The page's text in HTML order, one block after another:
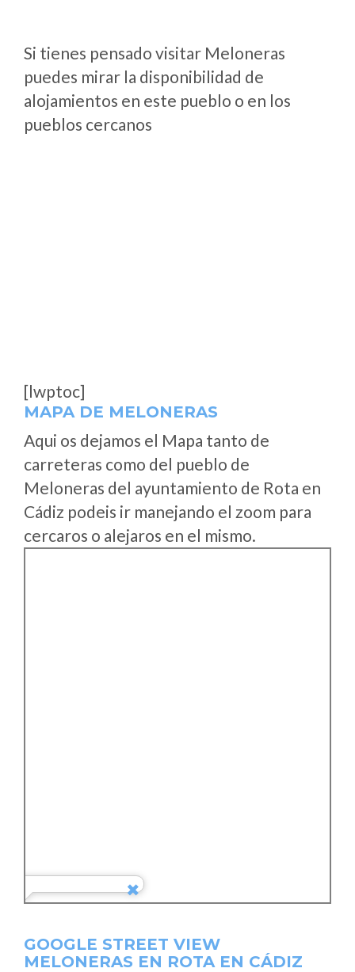
Si tienes pensado visitar Meloneras
puedes mirar la disponibilidad de
alojamientos en este pueblo o en los
pueblos cercanos
[lwptoc]
MAPA DE MELONERAS
Aqui os dejamos el Mapa tanto de
carreteras como del pueblo de
Meloneras del ayuntamiento de Rota en
Cádiz podeis ir manejando el zoom para
cercaros o alejaros en el mismo.
GOOGLE STREET VIEW
MELONERAS EN ROTA EN CÁDIZ